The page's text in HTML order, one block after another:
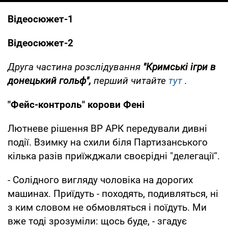
Відеосюжет-1
Відеосюжет-2
Друга частина розслідування "Кримські ігри в
донецький гольф", перший читайте тут.
"Фейс-контроль" корови Фені
Лютневе рішення ВР АРК передували дивні
події. Взимку на схили біля Партизанського
кілька разів приїжджали своєрідні "делегації".
- Солідного вигляду чоловіка на дорогих
машинах. Приїдуть - походять, подивляться, ні
з ким словом не обмовляться і поїдуть. Ми
вже тоді зрозуміли: щось буде, - згадує